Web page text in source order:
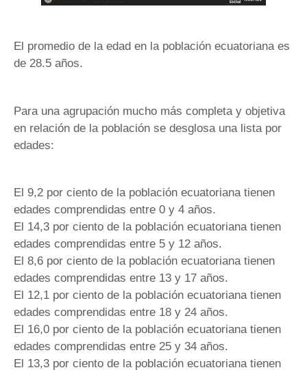
El promedio de la edad en la población ecuatoriana es
de 28.5 años.
Para una agrupación mucho más completa y objetiva
en relación de la población se desglosa una lista por
edades:
El 9,2 por ciento de la población ecuatoriana tienen
edades comprendidas entre 0 y 4 años.
El 14,3 por ciento de la población ecuatoriana tienen
edades comprendidas entre 5 y 12 años.
El 8,6 por ciento de la población ecuatoriana tienen
edades comprendidas entre 13 y 17 años.
El 12,1 por ciento de la población ecuatoriana tienen
edades comprendidas entre 18 y 24 años.
El 16,0 por ciento de la población ecuatoriana tienen
edades comprendidas entre 25 y 34 años.
El 13,3 por ciento de la población ecuatoriana tienen